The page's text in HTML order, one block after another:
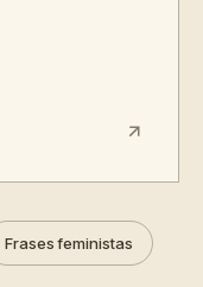
Frases feministas